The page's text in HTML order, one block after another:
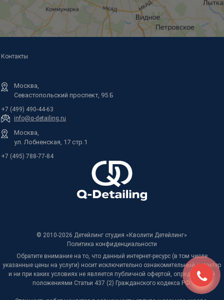
Контакты
Москва,
Севастопольский проспект, 95 Б
+7 (499) 490-44-63
info@q-detailing.ru
Москва,
ул. Лобненская, 17 стр.1
+7 (495) 788-77-84
© 2010-2026 Детейлинг студия «Кволити Детейлинг»
Политика конфиденциальности
Обратите внимание на то, что данный интернет-ресурс (в том числе
указанные цены на услуги) носит исключительно ознакомительный характер
и ни при каких условиях не является публичной офертой, определяемой
положениями Статьи 437 (2) Гражданского кодекса РФ.